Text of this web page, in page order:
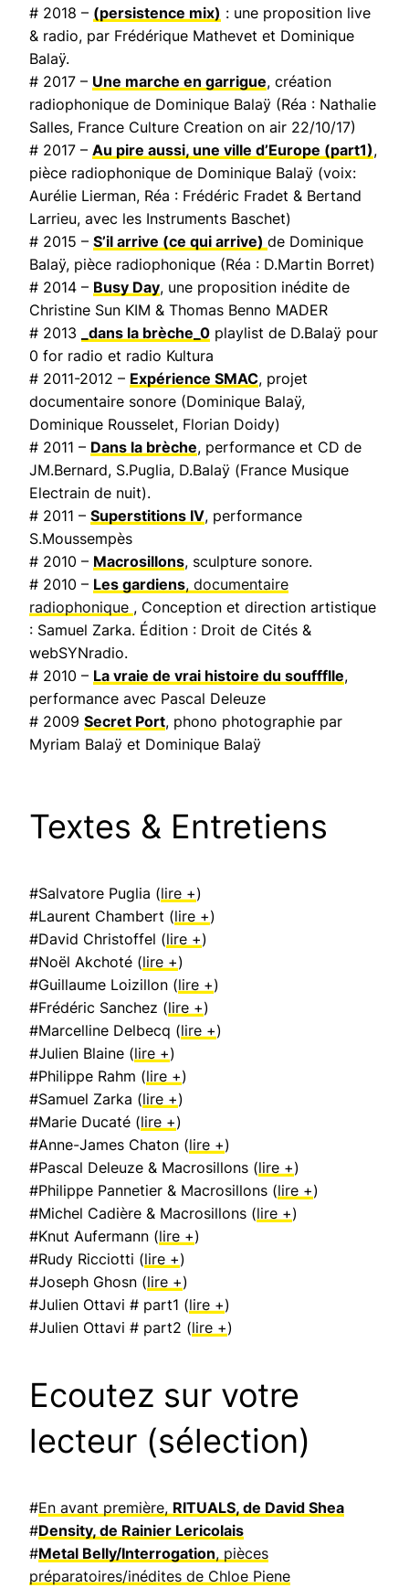
# 2018 – (persistence mix) : une proposition live
& radio, par Frédérique Mathevet et Dominique
Balaÿ.
# 2017 – Une marche en garrigue, création
radiophonique de Dominique Balaÿ (Réa : Nathalie
Salles, France Culture Creation on air 22/10/17)
# 2017 – Au pire aussi, une ville d’Europe (part1),
pièce radiophonique de Dominique Balaÿ (voix:
Aurélie Lierman, Réa : Frédéric Fradet & Bertand
Larrieu, avec les Instruments Baschet)
# 2015 – S’il arrive (ce qui arrive) de Dominique
Balaÿ, pièce radiophonique (Réa : D.Martin Borret)
# 2014 – Busy Day, une proposition inédite de
Christine Sun KIM & Thomas Benno MADER
# 2013
_dans la brèche_0 playlist de D.Balaÿ pour
0 for radio et radio Kultura
# 2011-2012 – Expérience SMAC, projet
documentaire sonore (Dominique Balaÿ,
Dominique Rousselet, Florian Doidy)
# 2011 – Dans la brèche, performance et CD de
JM.Bernard, S.Puglia, D.Balaÿ (France Musique
Electrain de nuit).
# 2011 – Superstitions IV, performance
S.Moussempès
# 2010 – Macrosillons, sculpture sonore.
# 2010 – Les gardiens, documentaire
radiophonique , Conception et direction artistique
: Samuel Zarka. Édition : Droit de Cités &
webSYNradio.
# 2010 – La vraie de vrai histoire du souffflle,
performance avec Pascal Deleuze
# 2009 Secret Port, phono photographie par
Myriam Balaÿ et Dominique Balaÿ
Textes & Entretiens
#Salvatore Puglia (lire +)
#Laurent Chambert (lire +)
#David Christoffel (lire +)
#Noël Akchoté (lire +)
#Guillaume Loizillon (lire +)
#Frédéric Sanchez (lire +)
#Marcelline Delbecq (lire +)
#Julien Blaine (lire +)
#Philippe Rahm (lire +)
#Samuel Zarka (lire +)
#Marie Ducaté (lire +)
#Anne-James Chaton (lire +)
#Pascal Deleuze & Macrosillons (lire +)
#Philippe Pannetier & Macrosillons (lire +)
#Michel Cadière & Macrosillons (lire +)
#Knut Aufermann (lire +)
#Rudy Ricciotti (lire +)
#Joseph Ghosn (lire +)
#Julien Ottavi # part1 (lire +)
#Julien Ottavi # part2 (lire +)
Ecoutez sur votre
lecteur (sélection)
#En avant première, RITUALS, de David Shea
#Density, de Rainier Lericolais
#Metal Belly/Interrogation, pièces
préparatoires/inédites de Chloe Piene